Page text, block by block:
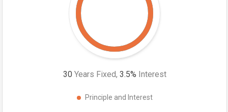
30 Years Fixed, 3.5% Interest
Principle and Interest